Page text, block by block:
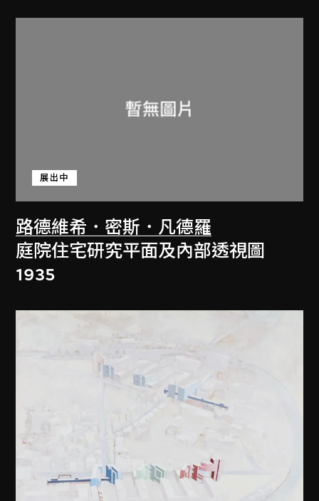
路德維希．密斯．凡德羅
展出中
庭院住宅研究平面及內部透視圖
1935